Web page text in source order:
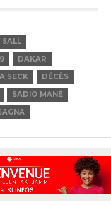
SALL
DAKAR
SECK
DÉCÈS
SADIO MANÉ